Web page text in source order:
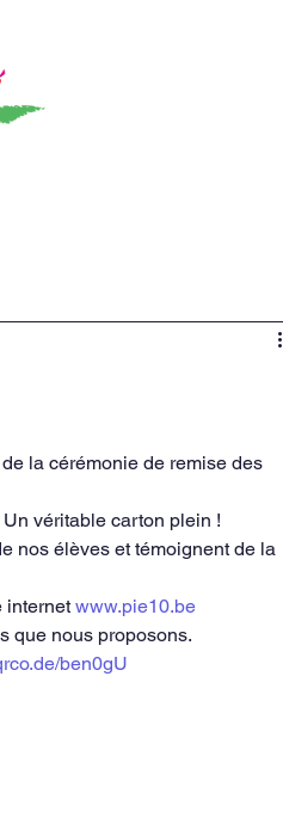
la cérémonie de remise des
véritable carton plein !
nos élèves et témoignent de la
internet www.pie10.be
que nous proposons.
ben0gU